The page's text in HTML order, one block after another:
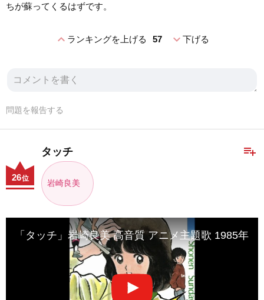
ちが蘇ってくるはずです。
expand_lessランキングを上げる 57 expand_more下げる
問題を報告する
playlist_add
タッチ
岩崎良美
26位
「タッチ」岩崎良美 高音質 アニメ主題歌 1985年